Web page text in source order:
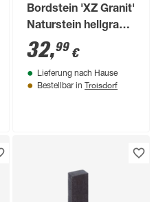
Bordstein 'XZ Granit'
Naturstein hellgrau
100 x 20 x 8 cm
32,99 €
Lieferung nach Hause
Bestellbar in Troisdorf